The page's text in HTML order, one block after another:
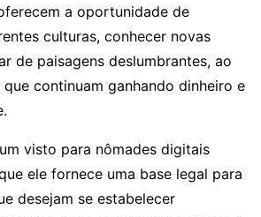
a oportunidade de
culturas, conhecer novas
de paisagens deslumbrantes, ao
continuam ganhando dinheiro e
visto para nômades digitais
ele fornece uma base legal para
desejam se estabelecer